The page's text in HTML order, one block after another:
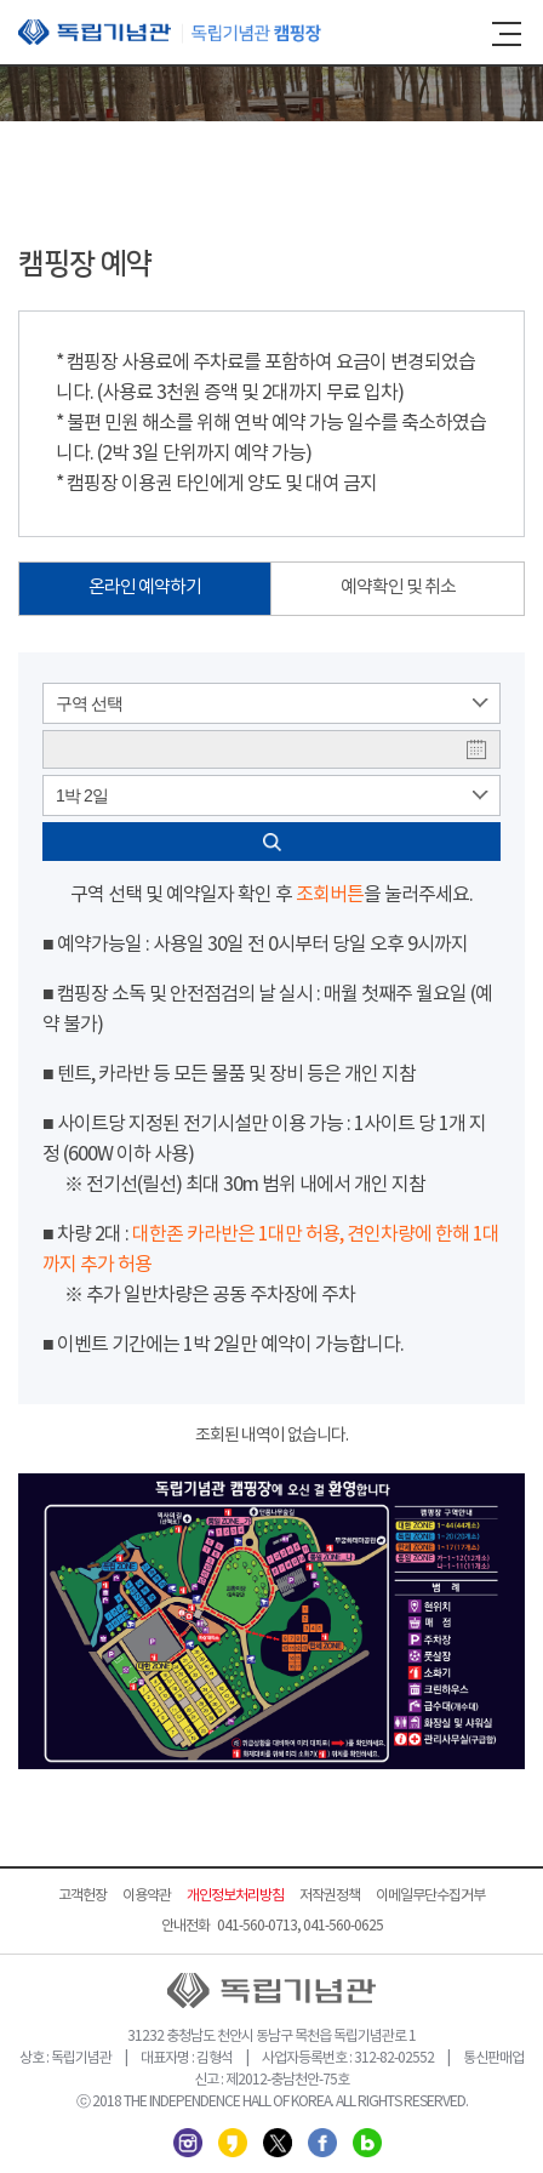
본문 바로가기
캠핑장 예약
* 캠핑장 사용료에 주차료를 포함하여 요금이 변경되었습
니다. (사용료 3천원 증액 및 2대까지 무료 입차)
* 불편 민원 해소를 위해 연박 예약 가능 일수를 축소하였습
니다. (2박 3일 단위까지 예약 가능)
* 캠핑장 이용권 타인에게 양도 및 대여 금지
온라인 예약하기 예약확인 및 취소
구역 선택
1박 2일
구역 선택 및 예약일자 확인 후 조회버튼을 눌러주세요.
■ 예약가능일 : 사용일 30일 전 0시부터 당일 오후 9시까지
■ 캠핑장 소독 및 안전점검의 날 실시 : 매월 첫째주 월요일 (예
약 불가)
■ 텐트, 카라반 등 모든 물품 및 장비 등은 개인 지참
■ 사이트당 지정된 전기시설만 이용 가능 : 1사이트 당 1개 지
정 (600W 이하 사용)
※ 전기선(릴선) 최대 30m 범위 내에서 개인 지참
■ 차량 2대 : 대한존 카라반은 1대만 허용, 견인차량에 한해 1대
까지 추가 허용
※ 추가 일반차량은 공동 주차장에 주차
■ 이벤트 기간에는 1박 2일만 예약이 가능합니다.
조회된 내역이 없습니다.
고객헌장 이용약관 개인정보처리방침 저작권정책
이메일무단수집거부
안내전화 041-560-0713, 041-560-0625
31232 충청남도 천안시 동남구 목천읍 독립기념관로 1
상호 : 독립기념관 | 대표자명 : 김형석 | 사업자등록번호 : 312-82-02552 | 통신판매업
신고 : 제2012-충남천안-75호
ⓒ 2018 THE INDEPENDENCE HALL OF KOREA. ALL RIGHTS RESERVED.